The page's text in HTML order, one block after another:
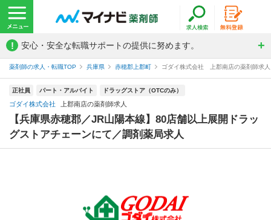
! 安心・安全な転職サポートの提供に努めます。
薬剤師の求人・転職TOP 兵庫県 赤穂郡上郡町 ゴダイ株式会社 上郡南店の薬剤師求人
正社員 パート・アルバイト ドラッグストア（OTCのみ）
ゴダイ株式会社 上郡南店の薬剤師求人
【兵庫県赤穂郡／JR山陽本線】80店舗以上展開ドラッ
グストアチェーンにて／調剤薬局求人